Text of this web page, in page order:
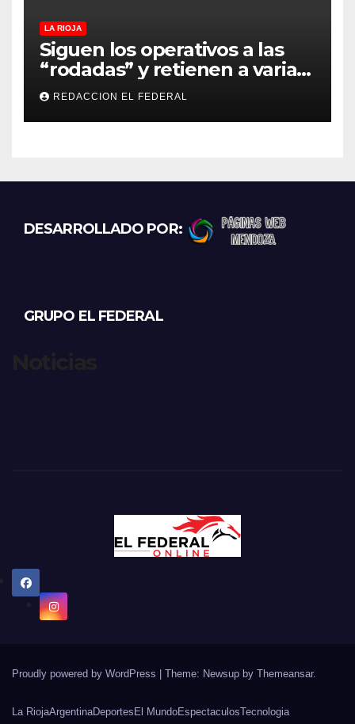
LA RIOJA
Siguen los operativos a las
“rodadas” y retienen a varias
motocicletas
REDACCION EL FEDERAL
DESARROLLADO POR:
GRUPO EL FEDERAL
Proudly powered by WordPress | Theme: Newsup by Themeansar.
La RiojaArgentinaDeportes El MundoEspectaculosTecnologia